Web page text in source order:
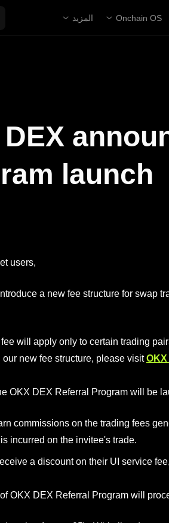
Onchain OS المزيد
DEX
launch
users,
a new fee structure for swap
will apply only to certain trading
our new fee structure, please visit
OKX DEX Referral Program will be
commissions on the trading fees
incurred on the invitee's trade.
a discount on their UI service
OKX DEX Referral Program will